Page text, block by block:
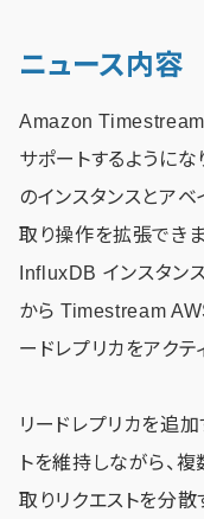
ニュース内容
Amazon Timestream
サポートするようにな
のインスタンスとア
取り操作を拡張でき
InfluxDB インスタン
から Timestream
ードレプリカをアクテ
リードレプリカを追
トを維持しながら、
取りリクエストを分散